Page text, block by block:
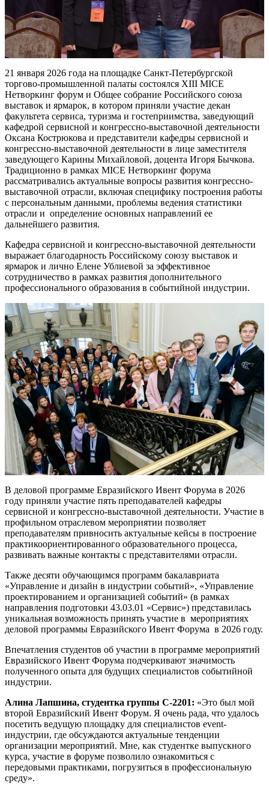
21 января 2026 года на площадке Санкт-Петербургской
торгово-промышленной палаты состоялся XIII MICE
Нетворкинг форум и Общее собрание Российского союза
выставок и ярмарок, в котором приняли участие декан
факультета сервиса, туризма и гостеприимства, заведующий
кафедрой сервисной и конгрессно-выставочной деятельности
Оксана Кострюкова и представители кафедры сервисной и
конгрессно-выставочной деятельности в лице заместителя
заведующего Карины Михайловой, доцента Игоря Бычкова.
Традиционно в рамках MICE Нетворкинг форума
рассматривались актуальные вопросы развития конгрессно-
выставочной отрасли, включая специфику построения работы
с персональным данными, проблемы ведения статистики
отрасли и определение основных направлений ее
дальнейшего развития.
Кафедра сервисной и конгрессно-выставочной деятельности
выражает благодарность Российскому союзу выставок и
ярмарок и лично Елене Ублиевой за эффективное
сотрудничество в рамках развития дополнительного
профессионального образования в событийной индустрии.
В деловой программе Евразийского Ивент Форума в 2026
году приняли участие пять преподавателей кафедры
сервисной и конгрессно-выставочной деятельности. Участие в
профильном отраслевом мероприятии позволяет
преподавателям привносить актуальные кейсы в построение
практикоориентированного образовательного процесса,
развивать важные контакты с представителями отрасли.
Также десяти обучающимся программ бакалавриата
«Управление и дизайн в индустрии событий», «Управление
проектированием и организацией событий» (в рамках
направления подготовки 43.03.01 «Сервис») представилась
уникальная возможность принять участие в мероприятиях
деловой программы Евразийского Ивент Форума в 2026 году.
Впечатления студентов об участии в программе мероприятий
Евразийского Ивент Форума подчеркивают значимость
полученного опыта для будущих специалистов событийной
индустрии.
Алина Лапшина, студентка группы С-2201: «Это был мой
второй Евразийский Ивент Форум. Я очень рада, что удалось
посетить ведущую площадку для специалистов event-
индустрии, где обсуждаются актуальные тенденции
организации мероприятий. Мне, как студентке выпускного
курса, участие в форуме позволило ознакомиться с
передовыми практиками, погрузиться в профессиональную
среду».